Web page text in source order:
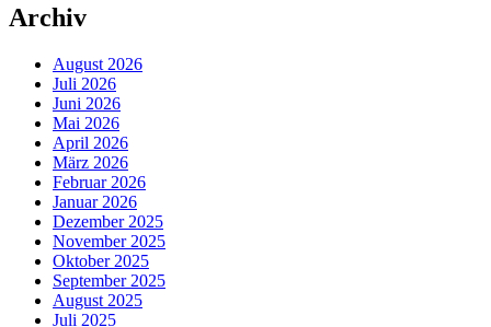
Archiv
August 2026
Juli 2026
Juni 2026
Mai 2026
April 2026
März 2026
Februar 2026
Januar 2026
Dezember 2025
November 2025
Oktober 2025
September 2025
August 2025
Juli 2025